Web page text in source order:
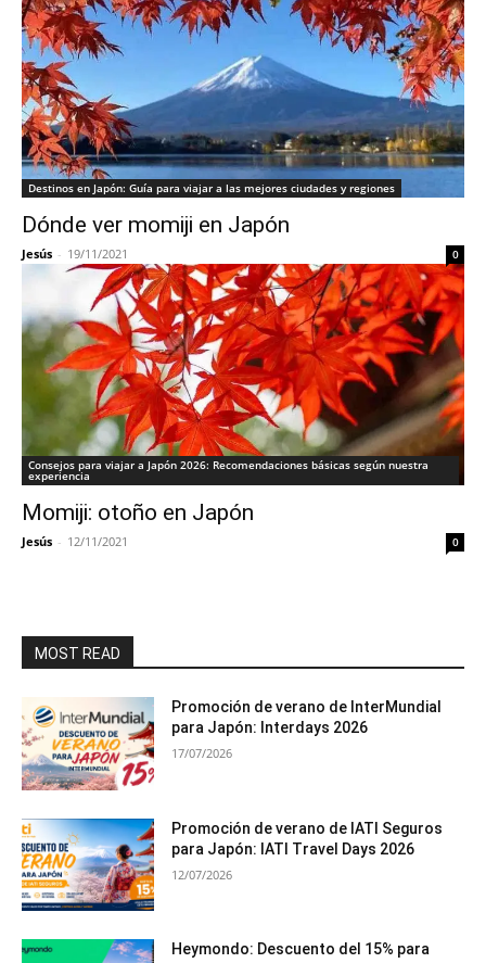
Destinos en Japón: Guía para viajar a las mejores ciudades y regiones
Dónde ver momiji en Japón
Jesús - 19/11/2021 0
Consejos para viajar a Japón 2026: Recomendaciones básicas según nuestra
experiencia
Momiji: otoño en Japón
Jesús - 12/11/2021 0
MOST READ
Promoción de verano de InterMundial
para Japón: Interdays 2026
17/07/2026
Promoción de verano de IATI Seguros
para Japón: IATI Travel Days 2026
12/07/2026
Heymondo: Descuento del 15% para